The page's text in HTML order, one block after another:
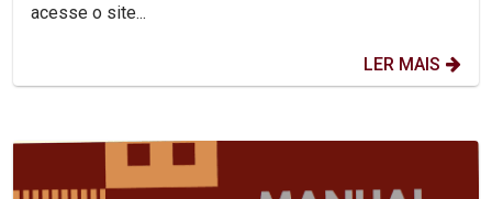
acesse o site...
LER MAIS